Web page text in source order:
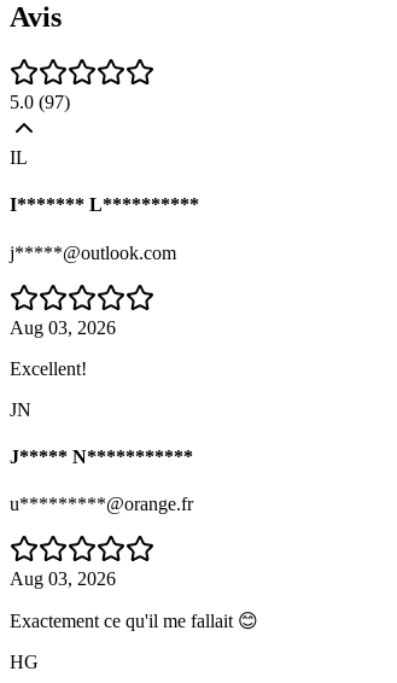
Avis
5.0 (97)
IL
I******* L**********
j*****@outlook.com
Aug 03, 2026
Excellent!
JN
J***** N***********
u*********@orange.fr
Aug 03, 2026
Exactement ce qu'il me fallait 😊
HG